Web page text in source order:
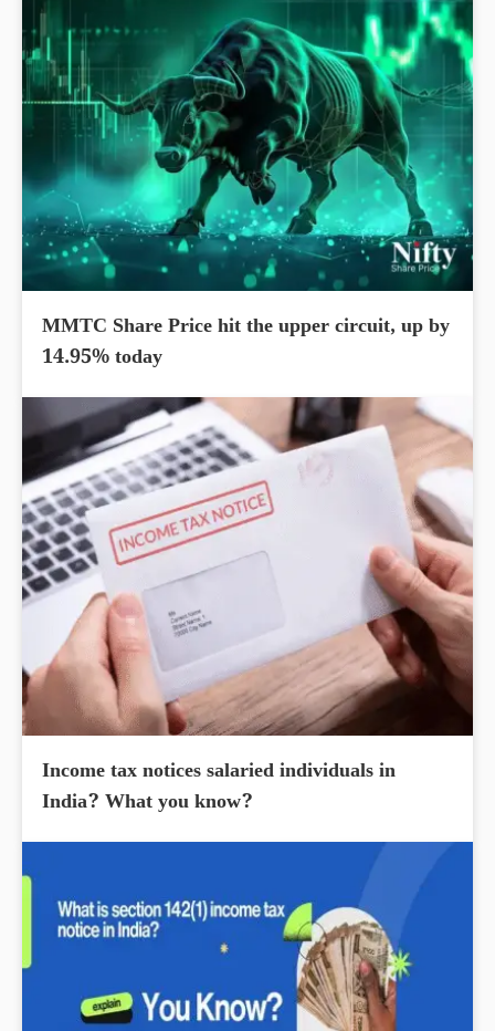
MMTC Share Price hit the upper circuit, up by
14.95% today
Income tax notices salaried individuals in
India? What you know?